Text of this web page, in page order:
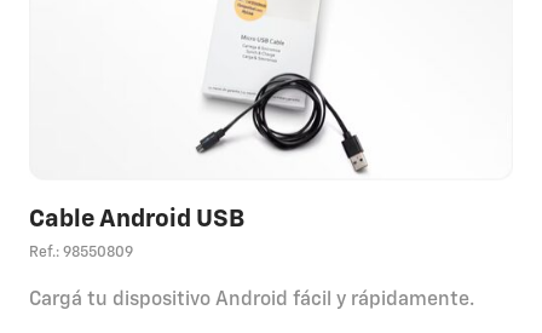
Cable Android USB
Ref.: 98550809
Cargá tu dispositivo Android fácil y rápidamente.